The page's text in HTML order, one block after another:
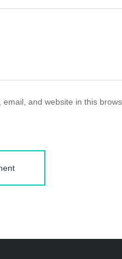
email, and website in this